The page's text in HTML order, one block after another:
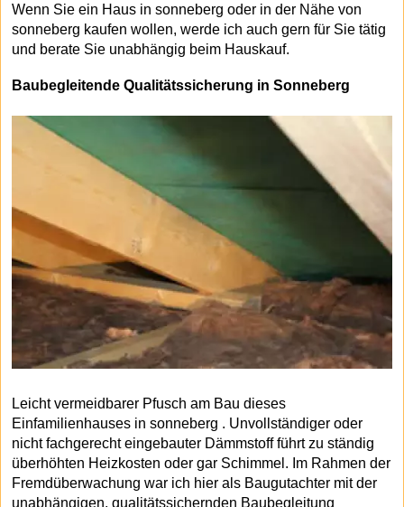
Wenn Sie ein Haus in sonneberg oder in der Nähe von
sonneberg kaufen wollen, werde ich auch gern für Sie tätig
und berate Sie unabhängig beim Hauskauf.
Baubegleitende Qualitätssicherung in Sonneberg
Leicht vermeidbarer Pfusch am Bau dieses
Einfamilienhauses in sonneberg . Unvollständiger oder
nicht fachgerecht eingebauter Dämmstoff führt zu ständig
überhöhten Heizkosten oder gar Schimmel. Im Rahmen der
Fremdüberwachung war ich hier als Baugutachter mit der
unabhängigen, qualitätssichernden Baubegleitung